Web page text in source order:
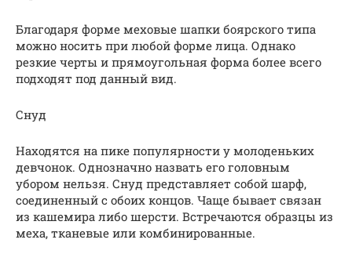
Благодаря форме меховые шапки боярского типа
можно носить при любой форме лица. Однако
резкие черты и прямоугольная форма более всего
подходят под данный вид.
Снуд
Находятся на пике популярности у молоденьких
девчонок. Однозначно назвать его головным
убором нельзя. Снуд представляет собой шарф,
соединенный с обоих концов. Чаще бывает связан
из кашемира либо шерсти. Встречаются образцы из
меха, тканевые или комбинированные.